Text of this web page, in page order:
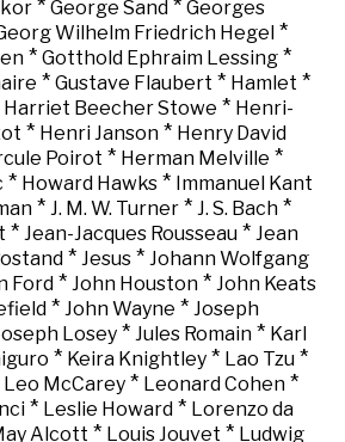
* George Sand * Georges
Wilhelm Friedrich Hegel *
* Gotthold Ephraim Lessing *
* Gustave Flaubert * Hamlet *
Harriet Beecher Stowe * Henri-
* Henri Janson * Henry David
Poirot * Herman Melville *
* Howard Hawks* Immanuel Kant
* J. M. W. Turner* J. S. Bach*
* Jean-Jacques Rousseau * Jean
* Jesus * Johann Wolfgang
Ford * John Houston * John Keats
* John Wayne * Joseph
Losey* Jules Romain* Karl
* Keira Knightley* Lao Tzu*
Leo McCarey* Leonard Cohen*
* Leslie Howard * Lorenzo da
Alcott * Louis Jouvet * Ludwig